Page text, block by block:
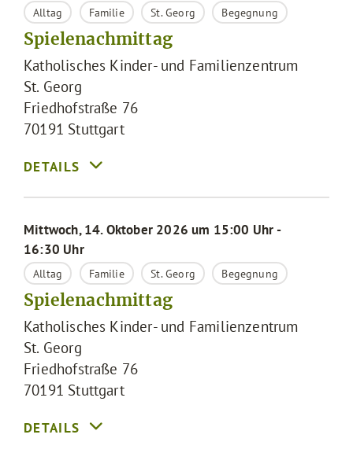
Alltag Familie St. Georg Begegnung
Spielenachmittag
Katholisches Kinder- und Familienzentrum
St. Georg
Friedhofstraße 76
70191 Stuttgart
Mittwoch, 14. Oktober 2026 um 15:00 Uhr -
16:30 Uhr
Alltag Familie St. Georg Begegnung
Spielenachmittag
Katholisches Kinder- und Familienzentrum
St. Georg
Friedhofstraße 76
70191 Stuttgart